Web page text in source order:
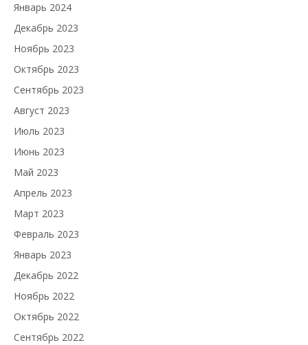
Январь 2024
Декабрь 2023
Ноябрь 2023
Октябрь 2023
Сентябрь 2023
Август 2023
Июль 2023
Июнь 2023
Май 2023
Апрель 2023
Март 2023
Февраль 2023
Январь 2023
Декабрь 2022
Ноябрь 2022
Октябрь 2022
Сентябрь 2022